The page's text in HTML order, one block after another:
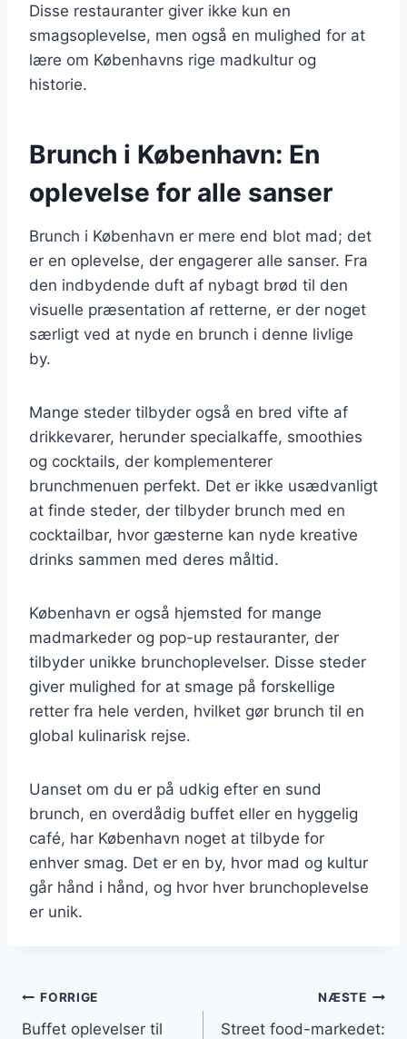
Disse restauranter giver ikke kun en
smagsoplevelse, men også en mulighed for at
lære om Københavns rige madkultur og
historie.
Brunch i København: En
oplevelse for alle sanser
Brunch i København er mere end blot mad; det
er en oplevelse, der engagerer alle sanser. Fra
den indbydende duft af nybagt brød til den
visuelle præsentation af retterne, er der noget
særligt ved at nyde en brunch i denne livlige
by.
Mange steder tilbyder også en bred vifte af
drikkevarer, herunder specialkaffe, smoothies
og cocktails, der komplementerer
brunchmenuen perfekt. Det er ikke usædvanligt
at finde steder, der tilbyder brunch med en
cocktailbar, hvor gæsterne kan nyde kreative
drinks sammen med deres måltid.
København er også hjemsted for mange
madmarkeder og pop-up restauranter, der
tilbyder unikke brunchoplevelser. Disse steder
giver mulighed for at smage på forskellige
retter fra hele verden, hvilket gør brunch til en
global kulinarisk rejse.
Uanset om du er på udkig efter en sund
brunch, en overdådig buffet eller en hyggelig
café, har København noget at tilbyde for
enhver smag. Det er en by, hvor mad og kultur
går hånd i hånd, og hvor hver brunchoplevelse
er unik.
Indlægsnavigation
FORRIGE
Buffet oplevelser til
NÆSTE
Street food-markedet: